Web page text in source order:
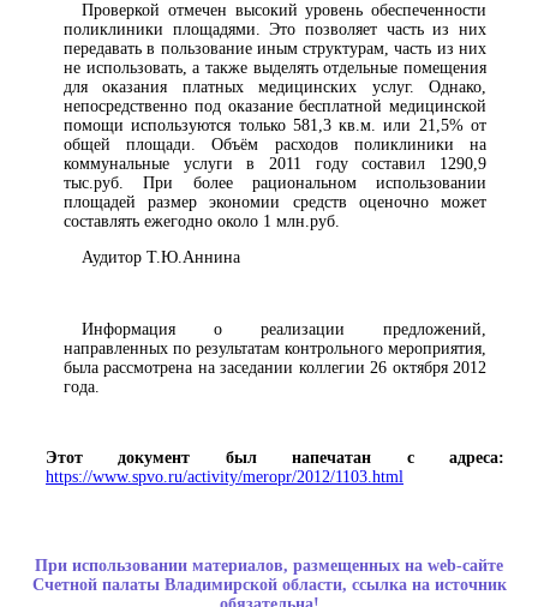
Проверкой отмечен высокий уровень обеспеченности
поликлиники площадями. Это позволяет часть из них
передавать в пользование иным структурам, часть из них
не использовать, а также выделять отдельные помещения
для оказания платных медицинских услуг. Однако,
непосредственно под оказание бесплатной медицинской
помощи используются только 581,3 кв.м. или 21,5% от
общей площади. Объём расходов поликлиники на
коммунальные услуги в 2011 году составил 1290,9
тыс.руб. При более рациональном использовании
площадей размер экономии средств оценочно может
составлять ежегодно около 1 млн.руб.
Аудитор Т.Ю.Аннина
Информация о реализации предложений,
направленных по результатам контрольного мероприятия,
была рассмотрена на заседании коллегии 26 октября 2012
года.
Этот документ был напечатан с адреса:
https://www.spvo.ru/activity/meropr/2012/1103.html
При использовании материалов, размещенных на web-сайте
Счетной палаты Владимирской области, ссылка на источник